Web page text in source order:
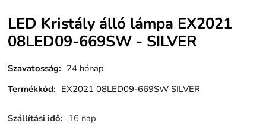
LED Kristály álló lámpa EX2021
08LED09-669SW - SILVER
Szavatosság: 24 hónap
Termékkód: EX2021 08LED09-669SW SILVER
Szállítási idő: 16 nap